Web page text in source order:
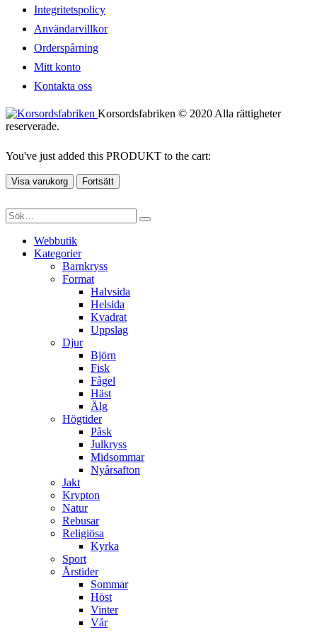
Integritetspolicy
Användarvillkor
Orderspårning
Mitt konto
Kontakta oss
Korsordsfabriken © 2020 Alla rättigheter
reserverade.
You've just added this PRODUKT to the cart:
Visa varukorg Fortsätt
Webbutik
Kategorier
Barnkryss
Format
Halvsida
Helsida
Kvadrat
Uppslag
Djur
Björn
Fisk
Fågel
Häst
Älg
Högtider
Påsk
Julkryss
Midsommar
Nyårsafton
Jakt
Krypton
Natur
Rebusar
Religiösa
Kyrka
Sport
Årstider
Sommar
Höst
Vinter
Vår